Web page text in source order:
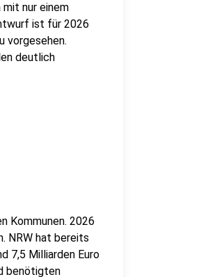
mit nur einem
ist für 2026
vorgesehen.
deutlich
Kommunen. 2026
NRW hat bereits
7,5 Milliarden Euro
benötigten